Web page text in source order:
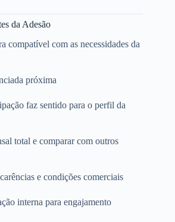
da Adesão
compatível com as necessidades da
próxima
faz sentido para o perfil da
total e comparar com outros
e condições comerciais
interna para engajamento